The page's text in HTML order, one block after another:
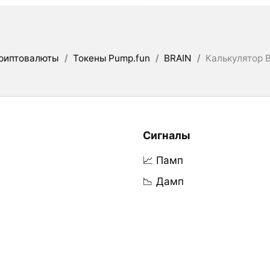
/ Токены Pump.fun / BRAIN / Калькулятор
Сигналы
📈 Памп
📉 Дамп